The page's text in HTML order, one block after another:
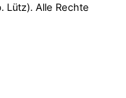
Lütz). Alle Rechte